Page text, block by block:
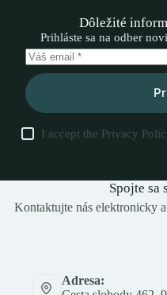
Dôležité
Prihláste sa na odber
I accept the Privacy
Spojte sa
Kontaktujte nás elektronicky
Adresa: